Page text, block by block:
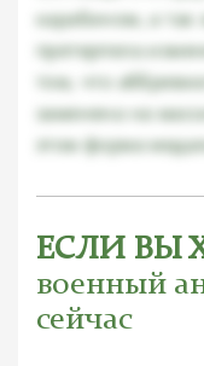
карабином, а так
претерпела
том, что
заменена на
этом форма
ЕСЛИ ВЫ
военный
сейчас